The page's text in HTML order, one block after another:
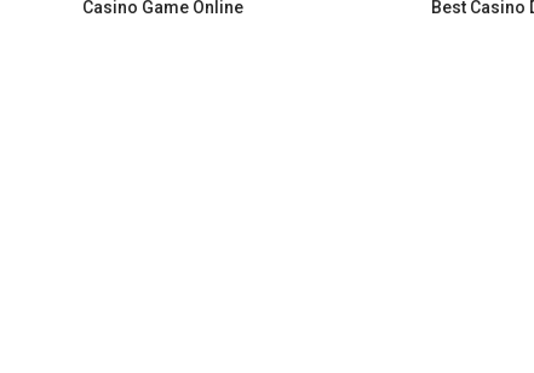
Casino Game Online Best Casino